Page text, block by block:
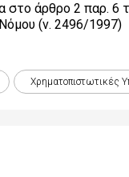
στο άρθρο 2 παρ. 6
(ν. 2496/1997)
Χρηματοπιστωτικές